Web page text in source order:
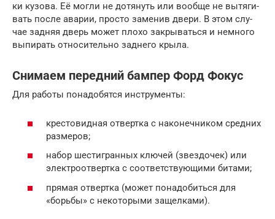
ки кузо­ва. Её мог­ли не дотя­нуть или вооб­ще не вытя­ги­
вать после ава­рии, про­сто заме­нив две­ри. В этом слу­
чае зад­няя дверь может пло­хо закры­вать­ся и немно­го
выпи­рать отно­си­тель­но зад­не­го кры­ла.
Снимаем передний бампер Форд Фокус
Для работы понадобятся инструменты:
крестовидная отвертка с наконечником средних
размеров;
набор шестигранных ключей (звездочек) или
электроотвертка с соответствующими битами;
прямая отвертка (может понадобиться для
«борьбы» с некоторыми защелками).